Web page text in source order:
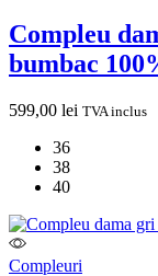
Compleu
bumbac
599,00 lei TVA inclus
36
38
40
Compleuri